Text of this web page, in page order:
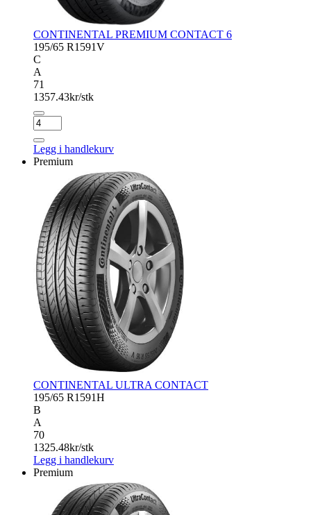
CONTINENTAL PREMIUM CONTACT 6
195/65 R1591V
C
A
71
1357.43kr/stk
CONTINENTAL
PREMIUM
CONTACT
6
Legg i handlekurv
Premium
CONTINENTAL ULTRA CONTACT
195/65 R1591H
B
A
70
1325.48kr/stk
Legg i handlekurv
Premium